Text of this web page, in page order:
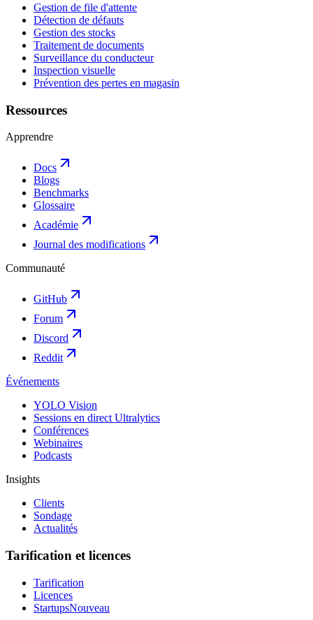
Gestion de file d'attente
Détection de défauts
Gestion des stocks
Traitement de documents
Surveillance du conducteur
Inspection visuelle
Prévention des pertes en magasin
Ressources
Apprendre
Docs
Blogs
Benchmarks
Glossaire
Académie
Journal des modifications
Communauté
GitHub
Forum
Discord
Reddit
Événements
YOLO Vision
Sessions en direct Ultralytics
Conférences
Webinaires
Podcasts
Insights
Clients
Sondage
Actualités
Tarification et licences
Tarification
Licences
StartupsNouveau